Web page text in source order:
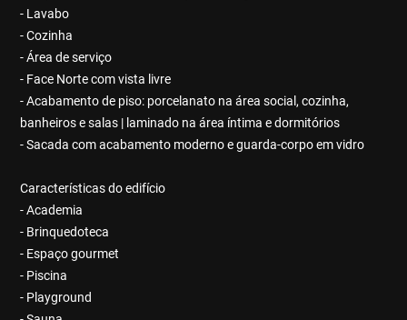
- Lavabo
- Cozinha
- Área de serviço
- Face Norte com vista livre
- Acabamento de piso: porcelanato na área social, cozinha,
banheiros e salas | laminado na área íntima e dormitórios
- Sacada com acabamento moderno e guarda-corpo em vidro
Características do edifício
- Academia
- Brinquedoteca
- Espaço gourmet
- Piscina
- Playground